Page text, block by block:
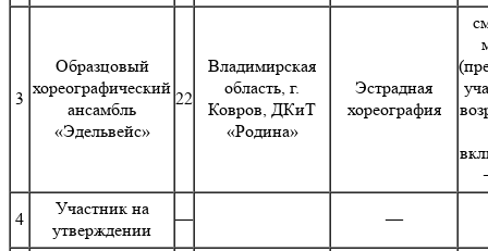
3
Образцовый
хореографический
ансамбль
«Эдельвейс»
22
Владимирская
область, г.
Ковров, ДКиТ
«Родина»
Эстрадная
хореография
4
Участник на
утверждении
— —